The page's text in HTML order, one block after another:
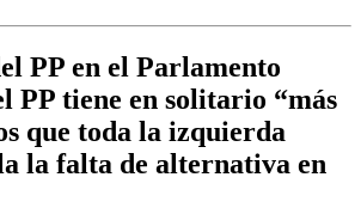
PP en el Parlamento
PP tiene en solitario “más
que toda la izquierda
la falta de alternativa en